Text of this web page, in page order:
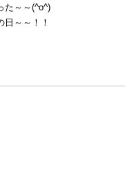
た～～(^o^)
～～！！